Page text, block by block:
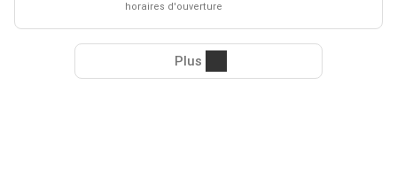
horaires d'ouverture
Plus